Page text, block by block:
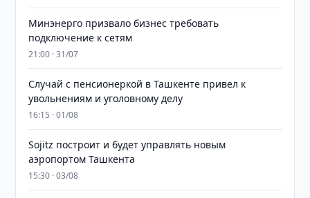
Минэнерго призвало бизнес требовать
подключение к сетям
21:00 · 31/07
Случай с пенсионеркой в Ташкенте привел к
увольнениям и уголовному делу
16:15 · 01/08
Sojitz построит и будет управлять новым
аэропортом Ташкента
15:30 · 03/08